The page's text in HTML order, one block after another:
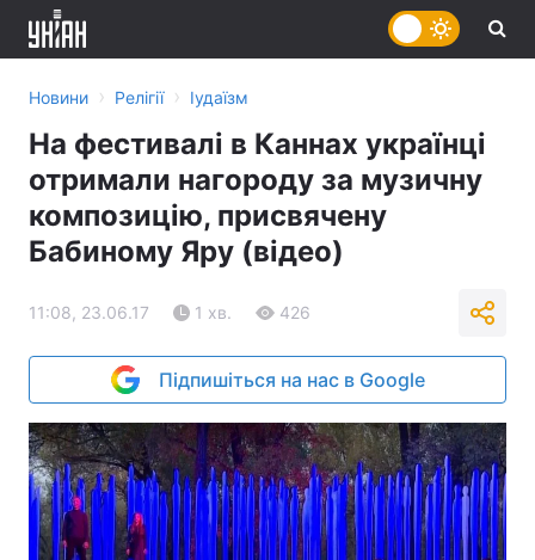
Новини › Релігії › Іудаїзм
На фестивалі в Каннах українці
отримали нагороду за музичну
композицію, присвячену
Бабиному Яру (відео)
11:08, 23.06.17 1 хв. 426
Підпишіться на нас в Google